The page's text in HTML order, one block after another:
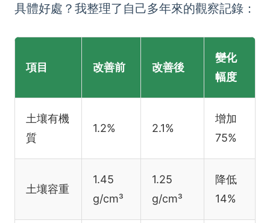
具體好處？我整理了自己多年來的觀察記錄：
項目 改善前 改善後
變化
幅度
土壤有機
質
1.2% 2.1%
增加
75%
土壤容重
1.45
g/cm³
1.25
g/cm³
降低
14%